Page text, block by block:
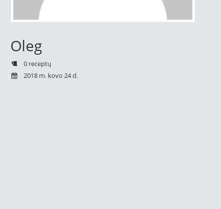
Oleg
0 receptų
2018 m. kovo 24 d.